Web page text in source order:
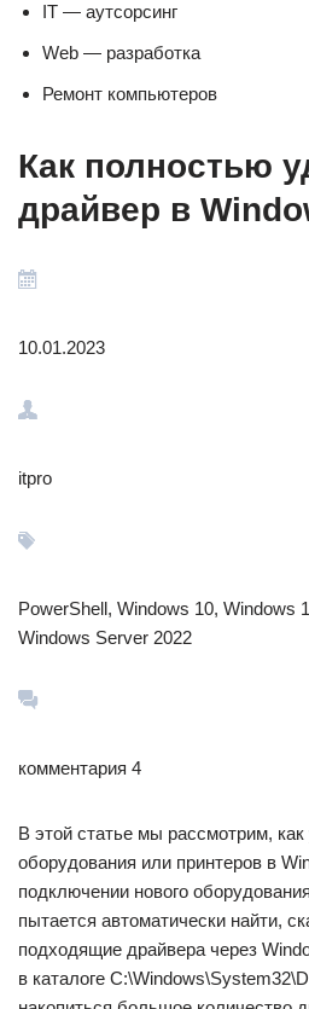
IT — аутсорсинг
Web — разработка
Ремонт компьютеров
Как полностью
драйвер в
10.01.2023
itpro
PowerShell, Windows 10, Windows
Windows Server 2022
комментария 4
В этой статье мы рассмотрим,
оборудования или принтеров в
подключении нового
пытается автоматически найти,
подходящие драйвера через
в каталоге